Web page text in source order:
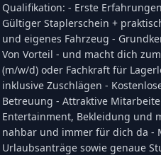
Qualifikation: - Erste
Gültiger Staplerschein +
und eigenes Fahrzeug -
Von Vorteil - und macht dich
(m/w/d) oder Fachkraft für
inklusive Zuschlägen -
Betreuung - Attraktive
Entertainment, Bekleidung und
nahbar und immer für dich da -
Urlaubsanträge sowie genaue